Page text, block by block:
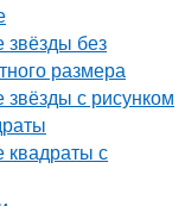
звёзды без
размера
с рисунком
квадраты с